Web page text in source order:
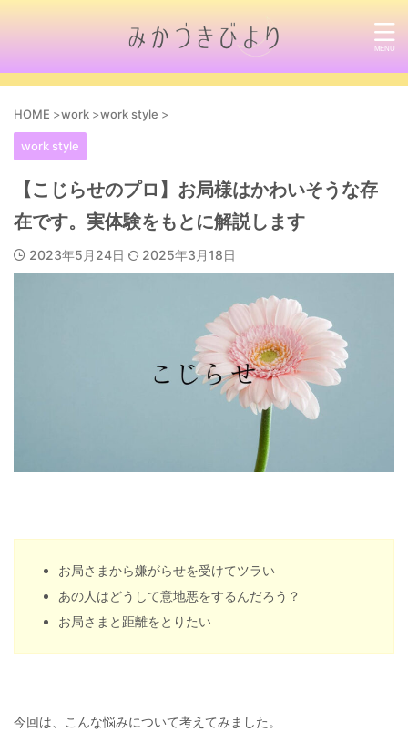
HOME >work >work style >
work style
【こじらせのプロ】お局様はかわいそうな存
在です。実体験をもとに解説します
2023年5月24日 2025年3月18日
お局さまから嫌がらせを受けてツラい
あの人はどうして意地悪をするんだろう？
お局さまと距離をとりたい
今回は、こんな悩みについて考えてみました。